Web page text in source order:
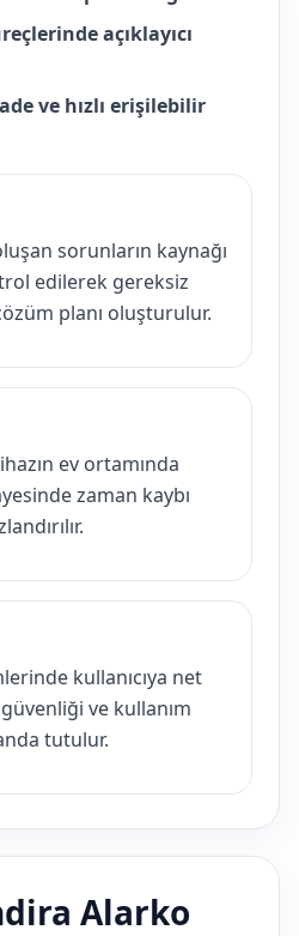
açıklayıcı
ve hızlı erişilebilir
sorunların kaynağı
edilerek gereksiz
planı oluşturulur.
ev ortamında
zaman kaybı
kullanıcıya net
ve kullanım
tutulur.
Alarko